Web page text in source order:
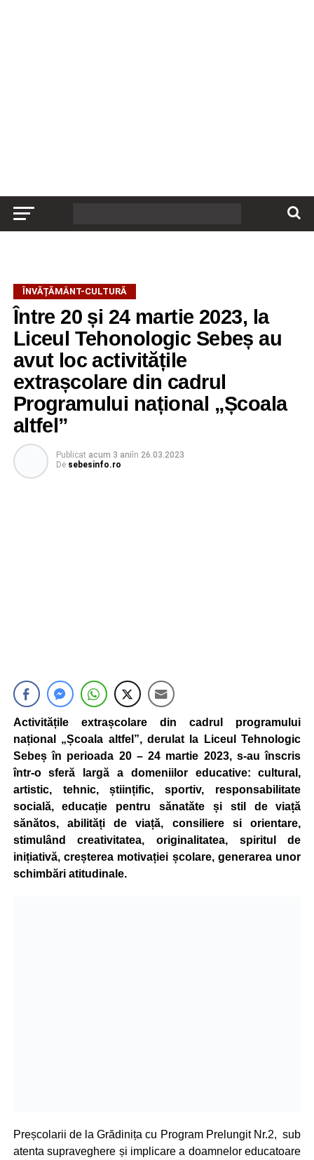
ÎNVĂȚĂMÂNT-CULTURĂ
Între 20 și 24 martie 2023, la
Liceul Tehonologic Sebeș au
avut loc activitățile
extrașcolare din cadrul
Programului național „Școala
altfel”
Publicat acum 3 aniîn 26.03.2023
De sebesinfo.ro
Activitățile extrașcolare din cadrul programului
național „Școala altfel”, derulat la Liceul Tehnologic
Sebeș în perioada 20 – 24 martie 2023, s-au înscris
într-o sferă largă a domeniilor educative: cultural,
artistic, tehnic, științific, sportiv, responsabilitate
socială, educație pentru sănatăte și stil de viață
sănătos, abilități de viață, consiliere si orientare,
stimulând creativitatea, originalitatea, spiritul de
inițiativă, creșterea motivației școlare, generarea unor
schimbări atitudinale.
Preșcolarii de la Grădinița cu Program Prelungit Nr.2, sub
atenta supraveghere și implicare a doamnelor educatoare